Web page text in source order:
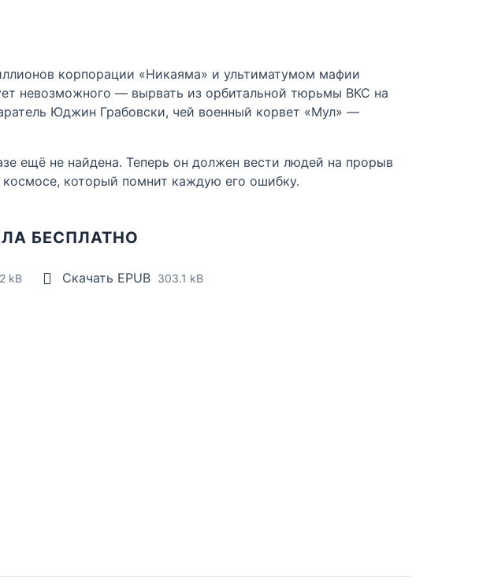
корпорации «Никаяма» и ультиматумом мафии
невозможного — вырвать из орбитальной тюрьмы ВКС на
Юджин Грабовски, чей военный корвет «Мул» —
ещё не найдена. Теперь он должен вести людей на прорыв
который помнит каждую его ошибку.
БЕСПЛАТНО
kB Скачать EPUB 303.1 kB